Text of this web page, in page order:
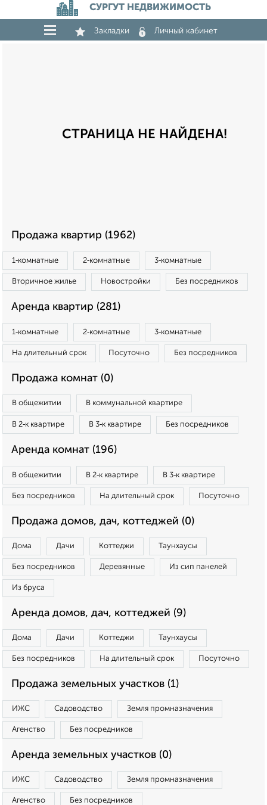
СУРГУТ НЕДВИЖИМОСТЬ
Закладки Личный кабинет
СТРАНИЦА НЕ НАЙДЕНА!
Продажа квартир (1962)
1‑комнатные 2‑комнатные 3‑комнатные
Вторичное жилье Новостройки Без посредников
Аренда квартир (281)
1‑комнатные 2‑комнатные 3‑комнатные
На длительный срок Посуточно Без посредников
Продажа комнат (0)
В общежитии В коммунальной квартире
В 2‑к квартире В 3‑к квартире Без посредников
Аренда комнат (196)
В общежитии В 2‑к квартире В 3‑к квартире
Без посредников На длительный срок Посуточно
Продажа домов, дач, коттеджей (0)
Дома Дачи Коттеджи Таунхаусы
Без посредников Деревянные Из сип панелей
Из бруса
Аренда домов, дач, коттеджей (9)
Дома Дачи Коттеджи Таунхаусы
Без посредников На длительный срок Посуточно
Продажа земельных участков (1)
ИЖС Садоводство Земля промназначения
Агенство Без посредников
Аренда земельных участков (0)
ИЖС Садоводство Земля промназначения
Агенство Без посредников